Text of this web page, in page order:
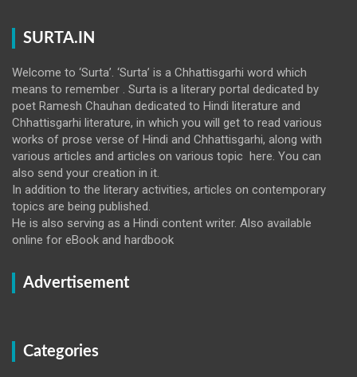
SURTA.IN
Welcome to ‘Surta’. ‘Surta’ is a Chhattisgarhi word which
means to remember . Surta is a literary portal dedicated by
poet Ramesh Chauhan dedicated to Hindi literature and
Chhattisgarhi literature, in which you will get to read various
works of prose verse of Hindi and Chhattisgarhi, along with
various articles and articles on various topic here. You can
also send your creation in it.
In addition to the literary activities, articles on contemporary
topics are being published.
He is also serving as a Hindi content writer. Also available
online for eBook and hardbook
Advertisement
Categories